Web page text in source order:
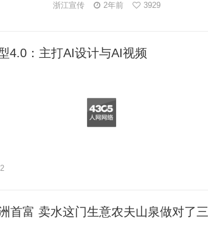
浙江宣传 2年前 3929
4.0：主打AI设计与AI视频
首富 卖水这门生意农夫山泉做对了三